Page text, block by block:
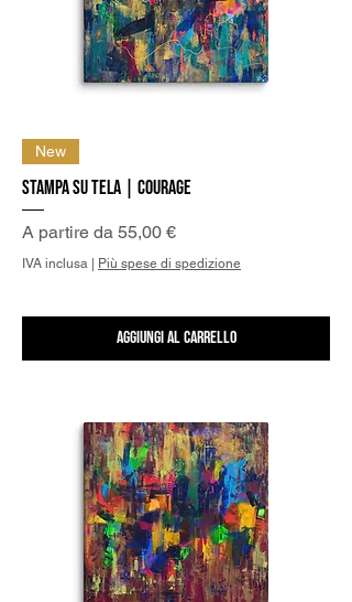
New
Stampa su Tela | Courage
A partire da 55,00 €
Prezzo scontato
IVA inclusa | Più spese di spedizione
Aggiungi al carrello